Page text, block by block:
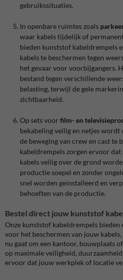
gebruikssituaties.
In openbare ruimtes zoals
waar kabels tijdelijk of
bieden kunststof kabeldrempels
kabels te beschermen tegen
het gevaar voor voorbijgangers.
bestand tegen verschillende
belasting, terwijl de gele
zichtbaarheid.
Op sets voor film- en
bekabeling veilig en netjes
de beweging van crew en cast te
kabeldrempels zorgen ervoor
kabels veilig over de grond
productie soepel en zonder
snel worden geïnstalleerd en
behoeften van de productie.
Bestel direct jouw kunststof
Onze kunststof kabeldrempels
voor het beschermen van jouw
nu gaat om een kantoor, bouwplaats
op maximale veiligheid,
ervoor dat jouw werkplek of locatie